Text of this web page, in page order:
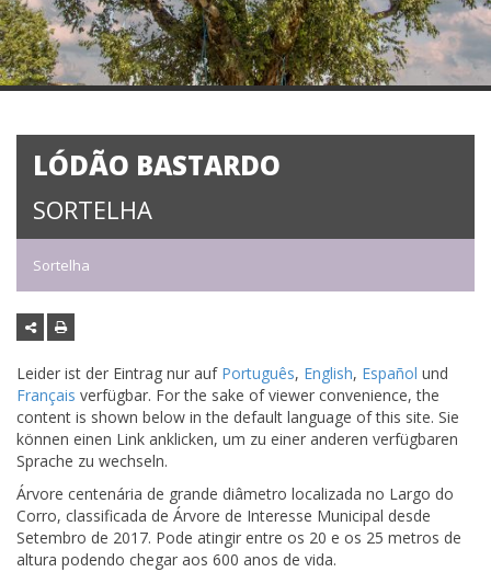
LÓDÃO BASTARDO
SORTELHA
Sortelha
Leider ist der Eintrag nur auf Português, English, Español und
Français verfügbar. For the sake of viewer convenience, the
content is shown below in the default language of this site. Sie
können einen Link anklicken, um zu einer anderen verfügbaren
Sprache zu wechseln.
Árvore centenária de grande diâmetro localizada no Largo do
Corro, classificada de Árvore de Interesse Municipal desde
Setembro de 2017. Pode atingir entre os 20 e os 25 metros de
altura podendo chegar aos 600 anos de vida.